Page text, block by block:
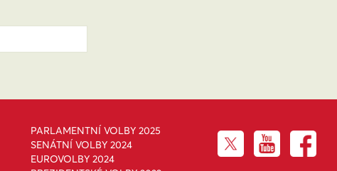
PARLAMENTNÍ VOLBY 2025
SENÁTNÍ VOLBY 2024
EUROVOLBY 2024